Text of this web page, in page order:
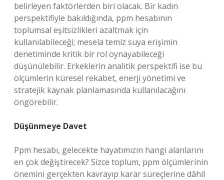
belirleyen faktörlerden biri olacak. Bir kadın
perspektifiyle bakıldığında, ppm hesabının
toplumsal eşitsizlikleri azaltmak için
kullanılabileceği; mesela temiz suya erişimin
denetiminde kritik bir rol oynayabileceği
düşünülebilir. Erkeklerin analitik perspektifi ise bu
ölçümlerin küresel rekabet, enerji yönetimi ve
stratejik kaynak planlamasında kullanılacağını
öngörebilir.
Düşünmeye Davet
Ppm hesabı, gelecekte hayatımızın hangi alanlarını
en çok değiştirecek? Sizce toplum, ppm ölçümlerinin
önemini gerçekten kavrayıp karar süreçlerine dâhil